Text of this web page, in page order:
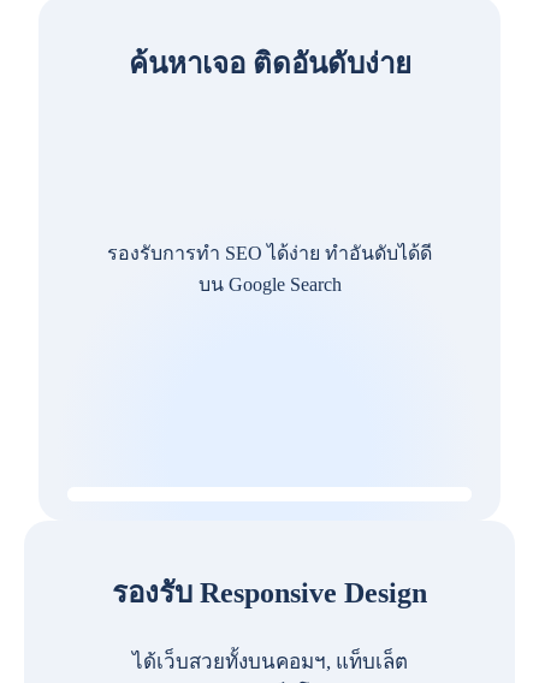
ค้นหาเจอ ติดอันดับง่าย
รองรับการทำ SEO ได้ง่าย ทำอันดับได้ดี
บน Google Search
รองรับ Responsive Design
ได้เว็บสวยทั้งบนคอมฯ, แท็บเล็ต